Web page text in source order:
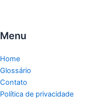
Menu
Home
Glossário
Contato
Política de privacidade